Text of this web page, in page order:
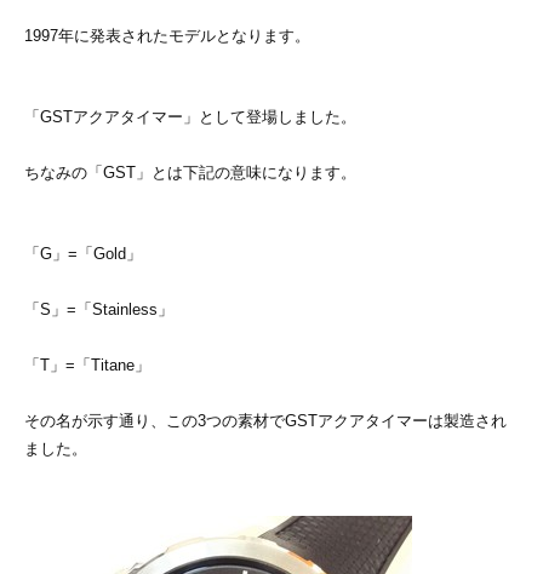
1997年に発表されたモデルとなります。
「GSTアクアタイマー」として登場しました。
ちなみの「GST」とは下記の意味になります。
「G」=「Gold」
「S」=「Stainless」
「T」=「Titane」
その名が示す通り、この3つの素材でGSTアクアタイマーは製造され
ました。